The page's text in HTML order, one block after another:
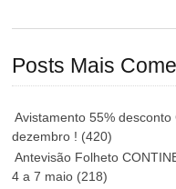
Posts Mais
Avistamento 55%
dezembro ! (420)
Antevisão Folheto
4 a 7 maio (218)